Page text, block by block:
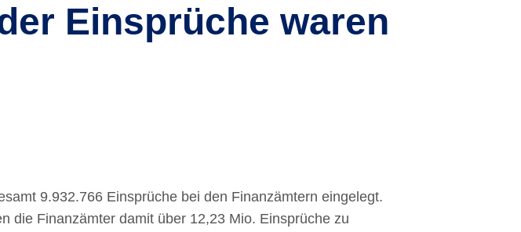
Einsprüche waren
9.932.766 Einsprüche bei den Finanzämtern eingelegt.
die Finanzämter damit über 12,23 Mio. Einsprüche zu